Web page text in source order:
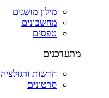
מילון מושגים
מחשבונים
טפסים
מתעדכנים
חדשות ורגולציה
סרטונים